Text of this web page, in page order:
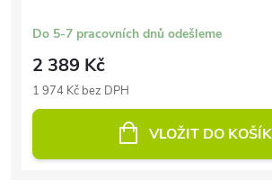
Do 5-7 pracovních dnů odešleme
2 389 Kč
1 974 Kč bez DPH
VLOŽIT DO